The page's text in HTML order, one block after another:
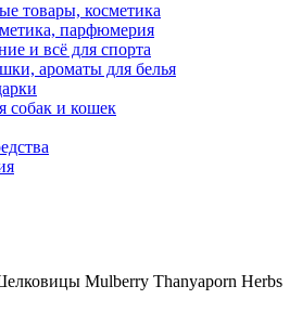
товары, косметика
парфюмерия
и всё для спорта
ароматы для белья
собак и кошек
Mulberry Thanyaporn Herbs